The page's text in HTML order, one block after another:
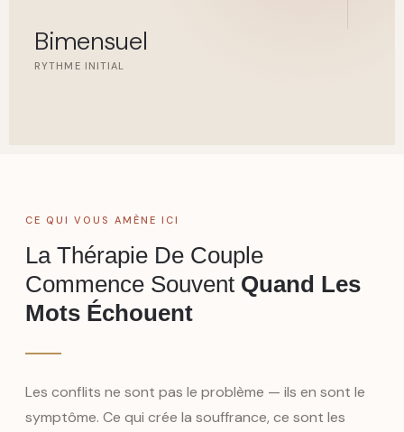
Bimen­suel
RYTHME INITIAL
CE QUI VOUS AMÈNE ICI
La Thérapie De Couple
Commence Souvent Quand Les
Mots Échouent
Les conflits ne sont pas le problème — ils en sont le
symptôme. Ce qui crée la souffrance, ce sont les